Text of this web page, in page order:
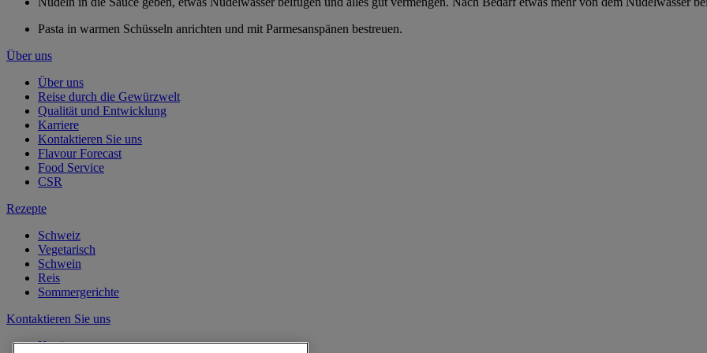
Pasta in warmen Schüsseln anrichten und mit Parmesanspänen bestreuen.
Über uns
Über uns
Reise durch die Gewürzwelt
Qualität und Entwicklung
Karriere
Kontaktieren Sie uns
Flavour Forecast
Food Service
CSR
Rezepte
Schweiz
Vegetarisch
Schwein
Reis
Sommergerichte
Kontaktieren Sie uns
Karriere